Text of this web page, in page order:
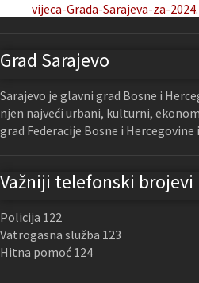
vijeca-Grada-Sarajeva-za-
Grad Sarajevo
Sarajevo je glavni grad Bosne i
njen najveći urbani, kulturni,
grad Federacije Bosne i
Važniji telefonski brojevi
Policija 122
Vatrogasna služba 123
Hitna pomoć 124